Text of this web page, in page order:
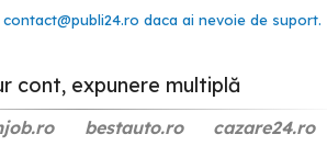
contact@publi24.ro daca ai nevoie de suport.
cont, expunere multiplă
bestauto.ro cazare24.ro